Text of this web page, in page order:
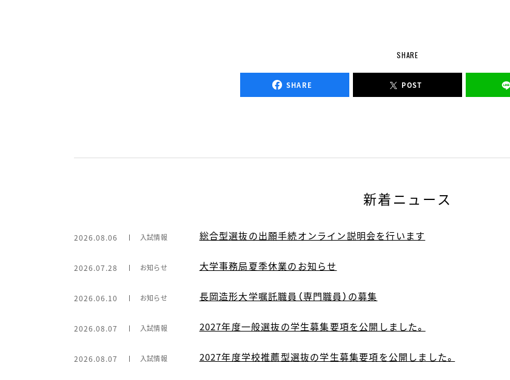
SHARE
SHARE POST
新着ニュース
2026.08.06 入試情報 総合型選抜の出願手続オンライン説明会を行います
2026.07.28 お知らせ 大学事務局夏季休業のお知らせ
2026.06.10 お知らせ 長岡造形大学嘱託職員（専門職員）の募集
2026.08.07 入試情報 2027年度一般選抜の学生募集要項を公開しました。
2026.08.07 入試情報 2027年度学校推薦型選抜の学生募集要項を公開しました。